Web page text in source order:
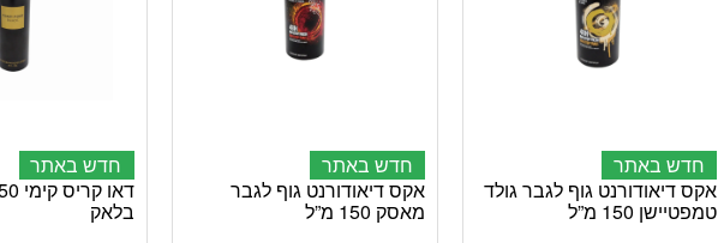
חדש באתר
אקס דיאודורנט גוף לגבר גולד
טמפטיישן 150 מ”ל
חדש באתר
אקס דיאודורנט גוף לגבר
מאסק 150 מ”ל
חדש באתר
בלאק